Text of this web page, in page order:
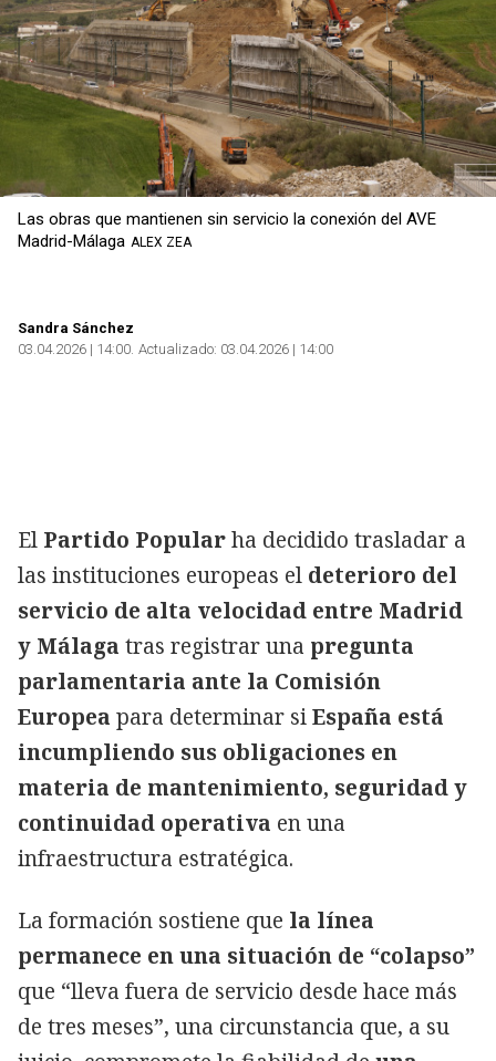
Las obras que mantienen sin servicio la conexión del AVE
Madrid-Málaga ALEX ZEA
Sandra Sánchez
03.04.2026 | 14:00 Actualizado: 03.04.2026 | 14:00
El Partido Popularha decidido trasladar a
las instituciones europeas el deterioro del
servicio de alta velocidad entre Madrid
y Málaga tras registrar una pregunta
parlamentaria ante la Comisión
Europea para determinar siEspaña está
incumpliendo sus obligaciones en
materia de mantenimiento, seguridad y
continuidad operativa en una
infraestructura estratégica.
La formación sostiene que la línea
permanece en una situación de “colapso”
que “lleva fuera de servicio desde hace más
de tres meses”, una circunstancia que, a su